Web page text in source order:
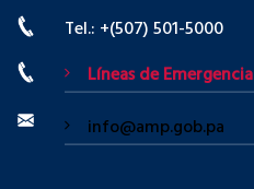
Tel.: +(507) 501-5000
Líneas de Emergencia
info@amp.gob.pa